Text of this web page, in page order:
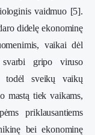
vaidmuo [5].
didelę ekonominę
vaikai dėl
gripo viruso
sveikų vaikų
mastą tiek vaikams,
priklausantiems
bei ekonominę